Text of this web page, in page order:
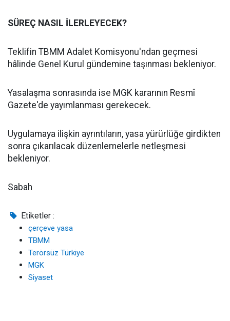
SÜREÇ NASIL İLERLEYECEK?
Teklifin TBMM Adalet Komisyonu'ndan geçmesi
hâlinde Genel Kurul gündemine taşınması bekleniyor.
Yasalaşma sonrasında ise MGK kararının Resmî
Gazete'de yayımlanması gerekecek.
Uygulamaya ilişkin ayrıntıların, yasa yürürlüğe girdikten
sonra çıkarılacak düzenlemelerle netleşmesi
bekleniyor.
Sabah
Etiketler :
çerçeve yasa
TBMM
Terörsüz Türkiye
MGK
Siyaset